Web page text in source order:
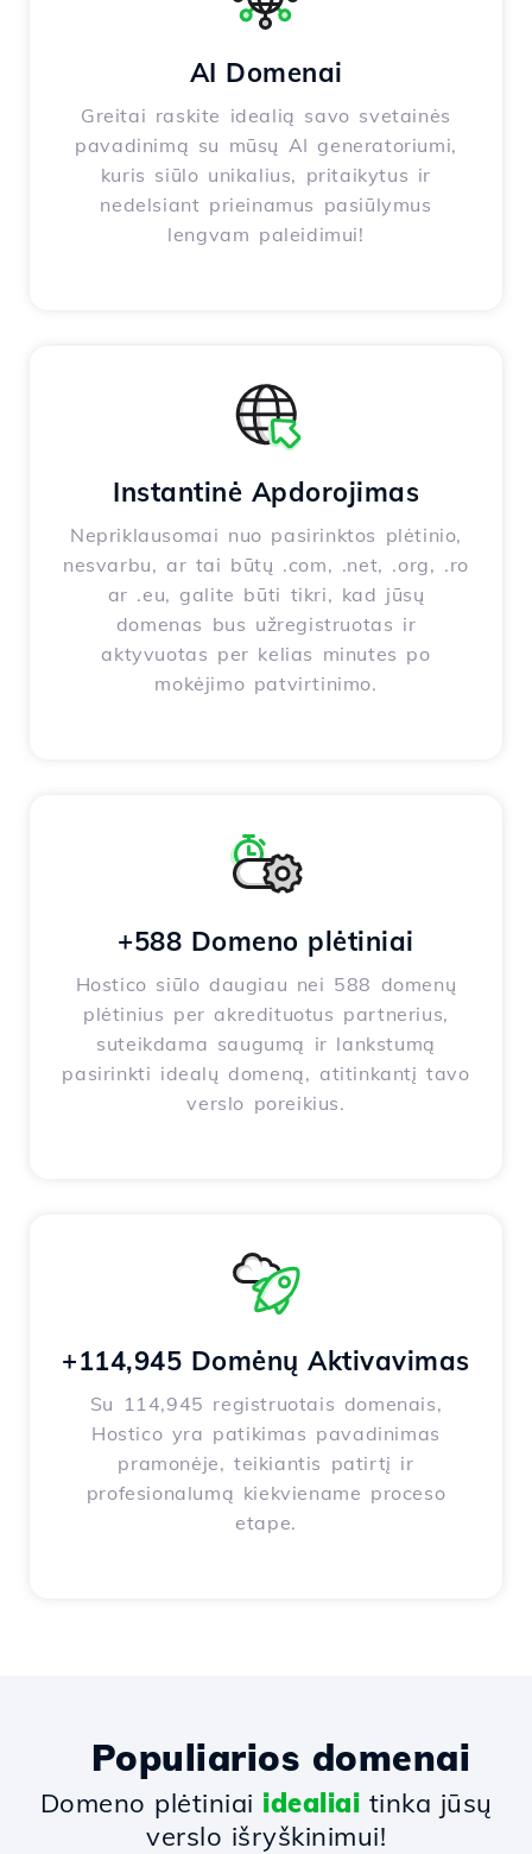
AI Domenai
Greitai raskite idealią savo svetainės
pavadinimą su mūsų AI generatoriumi,
kuris siūlo unikalius, pritaikytus ir
nedelsiant prieinamus pasiūlymus
lengvam paleidimui!
Instantinė Apdorojimas
Nepriklausomai nuo pasirinktos plėtinio,
nesvarbu, ar tai būtų .com, .net, .org, .ro
ar .eu, galite būti tikri, kad jūsų
domenas bus užregistruotas ir
aktyvuotas per kelias minutes po
mokėjimo patvirtinimo.
+588 Domeno plėtiniai
Hostico siūlo daugiau nei 588 domenų
plėtinius per akredituotus partnerius,
suteikdama saugumą ir lankstumą
pasirinkti idealų domeną, atitinkantį tavo
verslo poreikius.
+114,945 Domėnų Aktivavimas
Su 114,945 registruotais domenais,
Hostico yra patikimas pavadinimas
pramonėje, teikiantis patirtį ir
profesionalumą kiekviename proceso
etape.
Populiarios domenai
Domeno plėtiniai idealiai tinka jūsų
verslo išryškinimui!